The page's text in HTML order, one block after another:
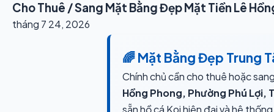
Cho Thuê / Sang Mặt Bằng Đẹp Mặt Tiền Lê
tháng 7 24, 2026
🌈 Mặt Bằng Đẹp Trung
Chính chủ cần cho thuê hoặc
Hồng Phong, Phường Phú Lợi,
sẵn hồ cá Koi hiện đại và hệ